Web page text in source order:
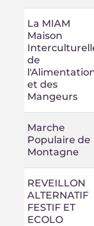
La MIAM
Maison
de
et des
Mangeurs
Marche
Populaire de
Montagne
REVEILLON
ALTERNATIF
FESTIF ET
ECOLO